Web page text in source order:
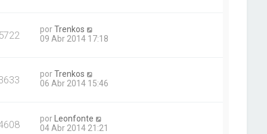
5722 porTrenkos
09 Abr 2014 17:18
porTrenkos
06 Abr 2014 15:46
por Leonfonte
04 Abr 2014 21:21